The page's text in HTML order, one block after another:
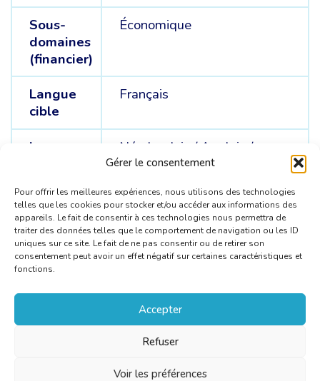
Gérer le consentement
Pour offrir les meilleures expériences, nous utilisons des technologies
telles que les cookies pour stocker et/ou accéder aux informations des
appareils. Le fait de consentir à ces technologies nous permettra de
traiter des données telles que le comportement de navigation ou les ID
uniques sur ce site. Le fait de ne pas consentir ou de retirer son
consentement peut avoir un effet négatif sur certaines caractéristiques et
fonctions.
Accepter
Refuser
Voir les préférences
Sous-
domaines
(financier)
Économique
Langue
cible
Français
Langue
Néerlandais / Anglais /
Russe